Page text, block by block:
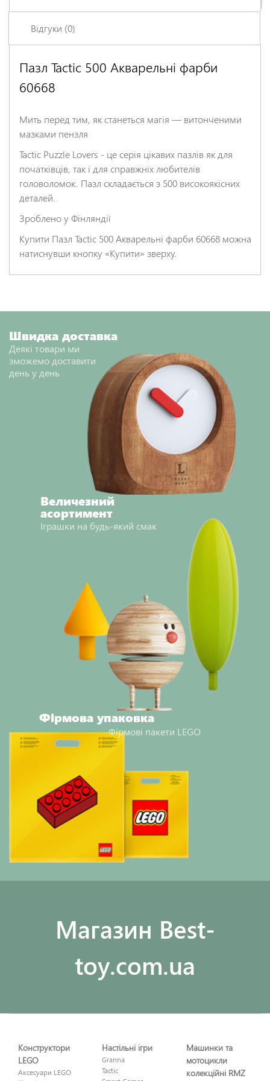
Відгуки (0)
Пазл Tactic 500 Акварельні фарби
60668
Мить перед тим, як станеться магія — витонченими
мазками пензля
Tactic Puzzle Lovers - це серія цікавих пазлів як для
початківців, так і для справжніх любителів
головоломок. Пазл складається з 500 високоякісних
деталей.
Зроблено у Фінляндії
Купити Пазл Tactic 500 Акварельні фарби 60668 можна
натиснувши кнопку «Купити» зверху.
Залишіть відгук про цей товар першими
*
Ім'я
Заголовок відгуку
*
Відгук
Швидка доставка
Деякі товари ми
зможемо доставити
день у день
Величезний
асортимент
Іграшки на будь-який смак
Фірмова упаковка
Фірмові пакети LEGO
Maгазин Best-
toy.com.ua
Конструктори
LEGO
Аксесуари LEGO
Настільні ігри
Granna
Tactic
Машинки та
мотоцикли
колекційні RMZ